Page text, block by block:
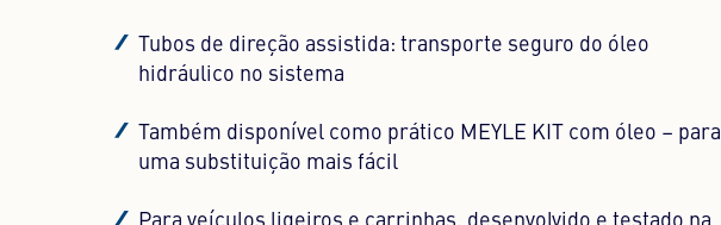
Tubos de direção assistida: transporte seguro do óleo
hidráulico no sistema
Também disponível como prático MEYLE KIT com óleo – para
uma substituição mais fácil